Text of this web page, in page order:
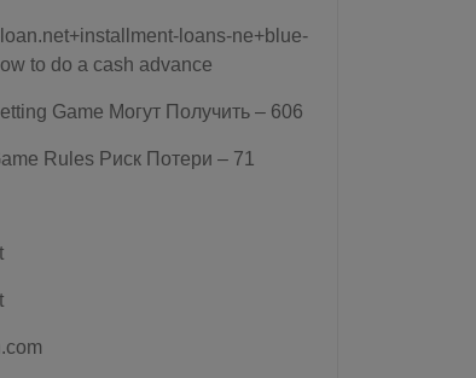
loans-ne+blue-
to do a cash advance
Game Могут Получить – 606
Rules Риск Потери – 71